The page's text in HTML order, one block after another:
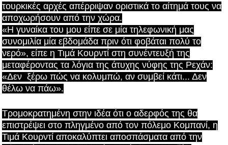
τουρκικές αρχές απέρριψαν οριστικά το αίτημά τους να
αποχωρήσουν από την χώρα.
«Η γυναίκα του μου είπε σε μία τηλεφωνική μας
συνομιλία μία εβδομάδα πριν ότι φοβάται πολύ το
νερό», είπε η Τιμά Κουρντί στη συνέντευξή της
μεταφέροντας τα λόγια της άτυχης νύφης της Ρεχάν:
«Δεν ξέρω πώς να κολυμπώ, αν συμβεί κάτι... Δεν
θέλω να πάω».
Τρομοκρατημένη στην ιδέα ότι ο αδερφός της θα
επιστρέψει στο πληγμένο από τον πόλεμο Κομπανί, η
Τιμά Κουρντί αποκαλύπτει αποσπάσματα από την